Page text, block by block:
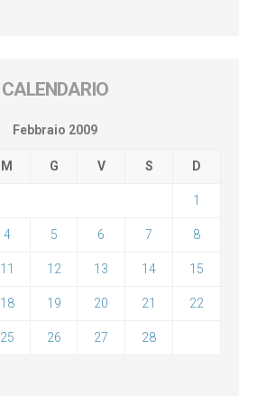
CALENDARIO
Febbraio 2009
M G V S D
1
4 5 6 7 8
11 12 13 14 15
18 19 20 21 22
25 26 27 28